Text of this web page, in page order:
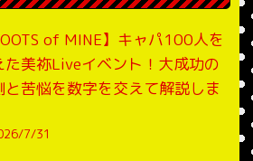
of MINE】キャパ100人を
た美祢Liveイベント！大成功の
と苦悩を数字を交えて解説しま
7/31